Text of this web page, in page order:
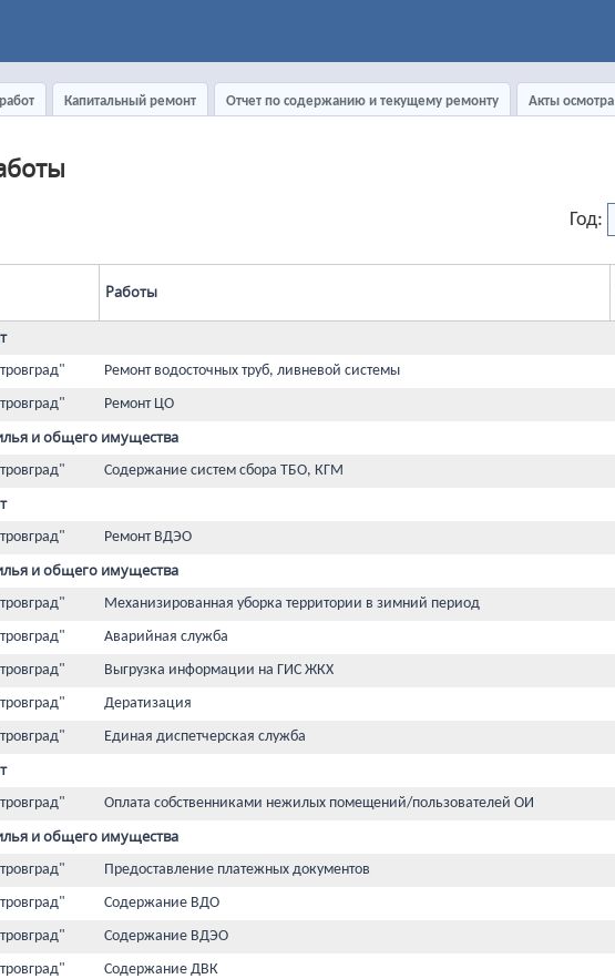
Капитальный ремонт Отчет по содержанию и текущему ремонту Акты осмотра
Год:
Работы
Ремонт водосточных труб, ливневой системы
Ремонт ЦО
и общего имущества
Содержание систем сбора ТБО, КГМ
Ремонт ВДЭО
и общего имущества
Механизированная уборка территории в зимний период
Аварийная служба
Выгрузка информации на ГИС ЖКХ
Дератизация
Единая диспетчерская служба
Оплата собственниками нежилых помещений/пользователей ОИ
и общего имущества
Предоставление платежных документов
Содержание ВДО
Содержание ВДЭО
Содержание ДВК